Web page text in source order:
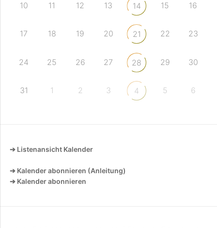
10 11 12 13 14 15 16
17 18 19 20 21 22 23
24 25 26 27 28 29 30
31 1 2 3 4 5 6
➔ Listenansicht Kalender
➔ Kalender abonnieren (Anleitung)
➔ Kalender abonnieren